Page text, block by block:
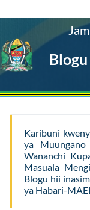
Karibuni
ya
Wananchi
Masuala
Blogu hii
ya Habari-